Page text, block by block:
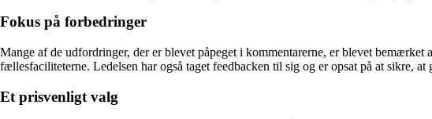
Fokus på forbedringer
Mange af de udfordringer, der er blevet påpeget i kommentarerne, er blevet
fællesfaciliteterne. Ledelsen har også taget feedbacken til sig og er opsat på at sikre, at
Et prisvenligt valg